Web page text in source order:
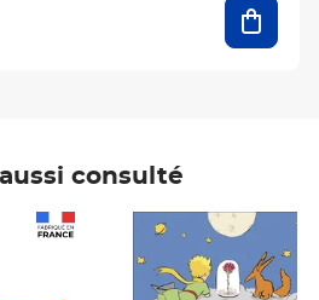
consulté
Prix 6,25€ HT